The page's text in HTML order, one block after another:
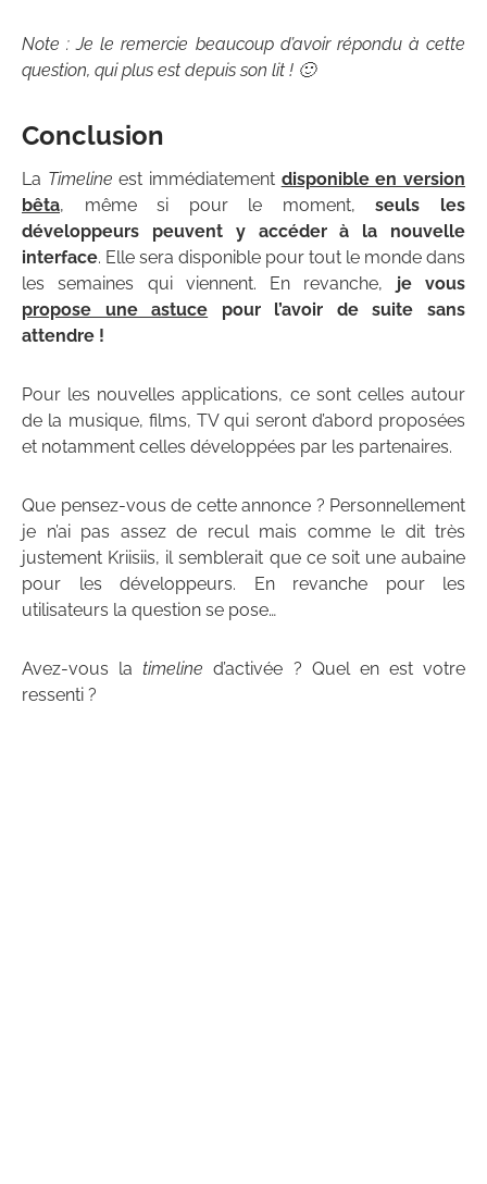
Note : Je le remercie beaucoup d’avoir répondu à cette
question, qui plus est depuis son lit ! 🙂
Conclusion
La Timeline est immédiatement disponible en version
bêta, même si pour le moment,seuls les
développeurs peuvent y accéder à la nouvelle
interface. Elle sera disponible pour tout le monde dans
les semaines qui viennent. En revanche, je vous
propose une astuce pour l’avoir de suite sans
attendre !
Pour les nouvelles applications, ce sont celles autour
de la musique, films, TV qui seront d’abord proposées
et notamment celles développées par les partenaires.
Que pensez-vous de cette annonce ? Personnellement
je n’ai pas assez de recul mais comme le dit très
justement Kriisiis, il semblerait que ce soit une aubaine
pour les développeurs. En revanche pour les
utilisateurs la question se pose…
Avez-vous latimeline d’activée ? Quel en est votre
ressenti ?